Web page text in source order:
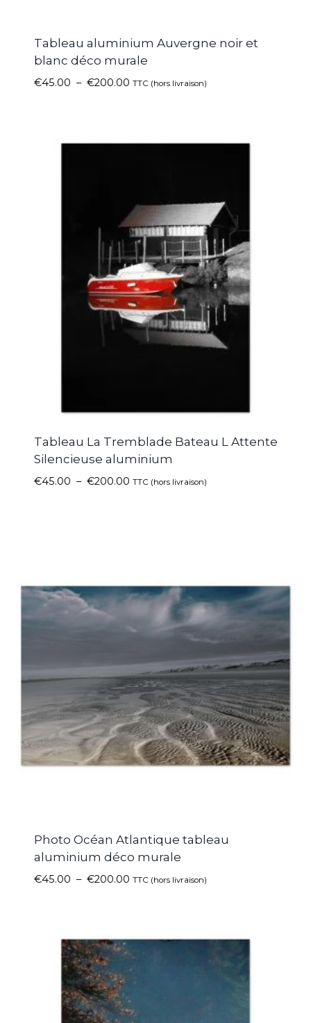
Tableau aluminium Auvergne noir et
blanc déco murale
€45.00 – €200.00 TTC (hors livraison)
Tableau La Tremblade Bateau L Attente
Silencieuse aluminium
€45.00 – €200.00 TTC (hors livraison)
Photo Océan Atlantique tableau
aluminium déco murale
€45.00 – €200.00 TTC (hors livraison)